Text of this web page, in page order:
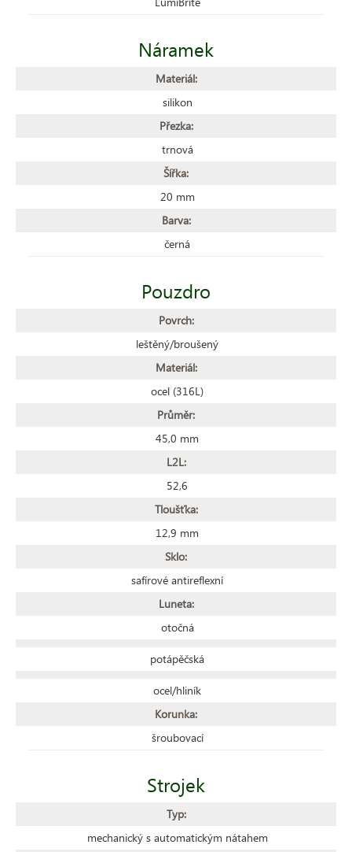
Náramek
Materiál:
silikon
Přezka:
trnová
Šířka:
20 mm
Barva:
černá
Pouzdro
Povrch:
leštěný/broušený
Materiál:
ocel (316L)
Průměr:
45,0 mm
L2L:
52,6
Tloušťka:
12,9 mm
Sklo:
safírové antireflexní
Luneta:
otočná
potápěčská
ocel/hliník
Korunka:
šroubovací
Strojek
Typ:
mechanický s automatickým nátahem